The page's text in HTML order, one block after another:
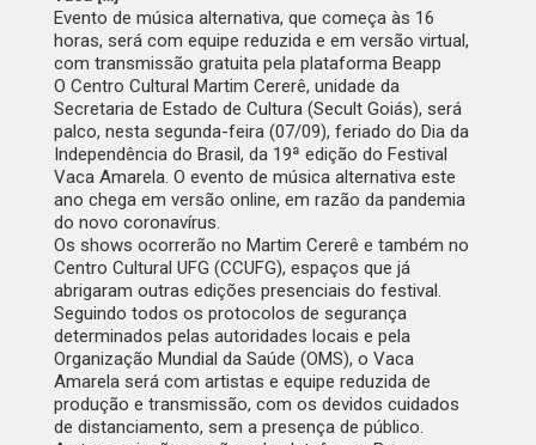
Evento de música alternativa, que começa às 16
horas, será com equipe reduzida e em versão virtual,
com transmissão gratuita pela plataforma Beapp
O Centro Cultural Martim Cererê, unidade da
Secretaria de Estado de Cultura (Secult Goiás), será
palco, nesta segunda-feira (07/09), feriado do Dia da
Independência do Brasil, da 19ª edição do Festival
Vaca Amarela. O evento de música alternativa este
ano chega em versão online, em razão da pandemia
do novo coronavírus.
Os shows ocorrerão no Martim Cererê e também no
Centro Cultural UFG (CCUFG), espaços que já
abrigaram outras edições presenciais do festival.
Seguindo todos os protocolos de segurança
determinados pelas autoridades locais e pela
Organização Mundial da Saúde (OMS), o Vaca
Amarela será com artistas e equipe reduzida de
produção e transmissão, com os devidos cuidados
de distanciamento, sem a presença de público.